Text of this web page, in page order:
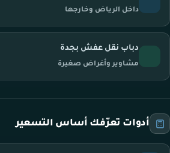
داخل الرياض وخارجها
دباب نقل عفش بجدة
مشاوير وأغراض صغيرة
أدوات تعرّفك أساس التسعير